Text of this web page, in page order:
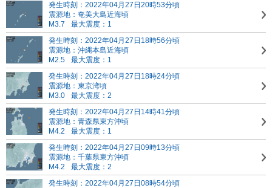
発生時刻：2022年04月27日20時53分頃
震源地：奄美大島近海頃
M3.7
最大震度：1
発生時刻：2022年04月27日18時56分頃
震源地：沖縄本島近海頃
M2.5
最大震度：1
発生時刻：2022年04月27日18時24分頃
震源地：東京湾頃
M3.0
最大震度：2
発生時刻：2022年04月27日14時41分頃
震源地：青森県東方沖頃
M4.2
最大震度：1
発生時刻：2022年04月27日09時13分頃
震源地：千葉県東方沖頃
M4.2
最大震度：2
発生時刻：2022年04月27日08時54分頃